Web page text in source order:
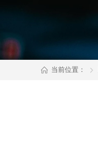
当前位置：